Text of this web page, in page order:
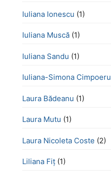
Iuliana Ionescu (1)
Iuliana Muscă (1)
Iuliana Sandu (1)
Iuliana-Simona Cimpoeru
Laura Bădeanu (1)
Laura Mutu (1)
Laura Nicoleta Coste (2)
Liliana Fiț (1)